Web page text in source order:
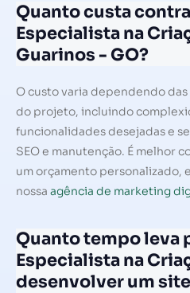
Quanto custa
Especialista na
Guarinos - GO?
O custo varia dependendo
do projeto, incluindo
funcionalidades desejadas e
SEO e manutenção. É melhor
um orçamento personalizado,
nossa agência de marketing
Quanto tempo leva
Especialista na
desenvolver um